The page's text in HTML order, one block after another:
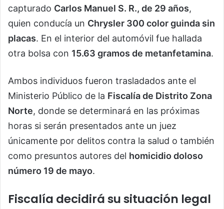
capturado Carlos Manuel S. R., de 29 años,
quien conducía un Chrysler 300 color guinda sin
placas. En el interior del automóvil fue hallada
otra bolsa con 15.63 gramos de metanfetamina.
Ambos individuos fueron trasladados ante el
Ministerio Público de la Fiscalía de Distrito Zona
Norte, donde se determinará en las próximas
horas si serán presentados ante un juez
únicamente por delitos contra la salud o también
como presuntos autores del homicidio doloso
número 19 de mayo.
Fiscalía decidirá su situación legal